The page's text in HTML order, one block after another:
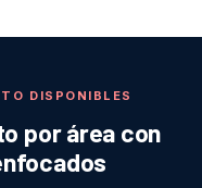
DISPONIBLES
por área con